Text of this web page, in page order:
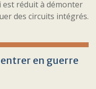
réduit à démonter
des circuits intégrés.
en guerre